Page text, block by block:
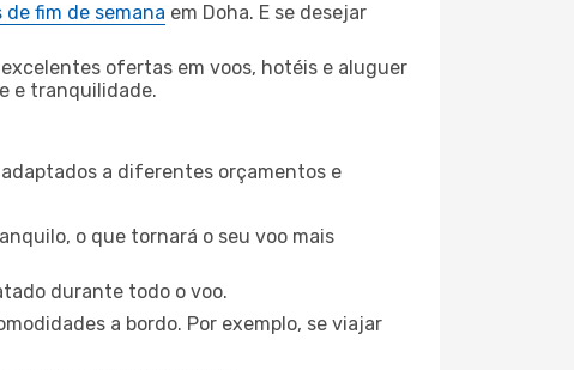
fim de semana em Doha. E se desejar
ofertas em voos, hotéis e aluguer
e tranquilidade.
a diferentes orçamentos e
o que tornará o seu voo mais
durante todo o voo.
a bordo. Por exemplo, se viajar